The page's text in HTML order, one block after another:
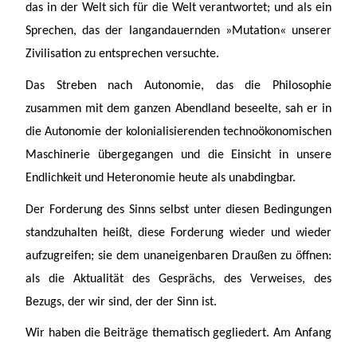
das in der Welt sich für die Welt verantwortet; und als ein
Sprechen, das der langandauernden »Mutation« unserer
Zivilisation zu entsprechen versuchte.
Das Streben nach Autonomie, das die Philosophie
zusammen mit dem ganzen Abendland beseelte, sah er in
die Autonomie der kolonialisierenden technoökonomischen
Maschinerie übergegangen und die Einsicht in unsere
Endlichkeit und Heteronomie heute als unabdingbar.
Der Forderung des Sinns selbst unter diesen Bedingungen
standzuhalten heißt, diese Forderung wieder und wieder
aufzugreifen; sie dem unaneigenbaren Draußen zu öffnen:
als die Aktualität des Gesprächs, des Verweises, des
Bezugs, der wir sind, der der Sinn ist.
Wir haben die Beiträge thematisch gegliedert. Am Anfang